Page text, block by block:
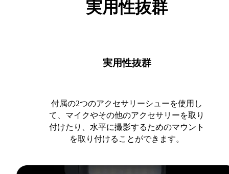
実用性抜群
実用性抜群
付属の2つのアクセサリーシューを使用し
て、マイクやその他のアクセサリーを取り
付けたり、水平に撮影するためのマウント
を取り付けることができます。